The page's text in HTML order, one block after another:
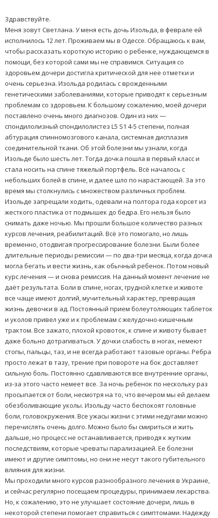
Здравствуйте.
Меня зовут Светлана. У меня есть дочь Изольда, в феврале ей
исполнилось 12 лет. Проживаем мы в Одессе. Обращаюсь к вам,
чтобы рассказать короткую историю о ребенке, нуждающемся в
помощи, без которой сами мы не справимся. Ситуация со
здоровьем дочери достигла критической для нее отметки и
очень серьезна. Изольда родилась с врожденными
генетическими заболеваниями, которые приводят к серьезным
проблемам со здоровьем. К большому сожалению, моей дочери
поставлено очень много диагнозов. Один из них —
спондилолизный спондилолистез L5 S1 4-5 степени, полная
абтурация спинномозгового канала, системная дисплазия
соединительной ткани. Об этой болезни мы узнали, когда
Изольде было шесть лет. Тогда дочка пошла в первый класс и
стала носить на спине тяжелый портфель. Всё началось с
небольших болей в спине, и далее шло по нарастающей. За это
время мы столкнулись с множеством различных проблем.
Изольде запрещали ходить, одевали на полтора года корсет из
жесткого пластика от подмышек до бедра. Его нельзя было
снимать даже ночью. Мы прошли большое количество разных
курсов лечения, реабилитаций. Всё это помогало, но лишь
временно, отодвигая прогрессирование болезни. Были более
длительные периоды ремиссии — по два-три месяца, когда дочка
могла бегать и вести жизнь, как обычный ребенок. Потом новый
курс лечения — и снова ремиссия. На данный момент лечение не
даёт результата. Боли в спине, ногах, грудной клетке и животе
все чаще имеют долгий, мучительный характер, превращая
жизнь девочки в ад. Постоянный прием болеутоляющих таблеток
и уколов привел уже и к проблемам с желудочно-кишечным
трактом. Все зажато, плохой кровоток, к спине и животу бывает
даже больно дотрагиваться. У дочки слабость в ногах, немеют
стопы, пальцы, таз, и не всегда работают тазовые органы. Ребра
просто лежат в тазу, трение при повороте на бок доставляет
сильную боль. Постоянно сдавливаются все внутренние органы,
из-за этого часто немеет все. За ночь ребенок по нескольку раз
просыпается от боли, несмотря на то, что вечером мы ей делаем
обезболивающие уколы. Изольду часто беспокоят головные
боли, головокружения. Все ужасы жизни с этими недугами можно
перечислять очень долго. Можно было бы смириться и жить
дальше, но процесс не останавливается, приводя к жутким
последствиям, которые чреваты парализацией. Ее болезни
имеют и другие симптомы, но они не несут такого губительного
влияния для жизни.
Мы проходили много курсов разнообразного лечения в Украине,
и сейчас регулярно посещаем процедуры, принимаем лекарства.
Но, к сожалению, это не улучшает состояние дочери, лишь в
некоторой степени помогает справиться с симптомами. Надежду